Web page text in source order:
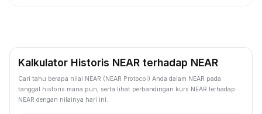
Kalkulator Historis NEAR terhadap NEAR
Cari tahu berapa nilai NEAR (NEAR Protocol) Anda dalam NEAR pada
tanggal historis mana pun, serta lihat perbandingan kurs NEAR terhadap
NEAR dengan nilainya hari ini.